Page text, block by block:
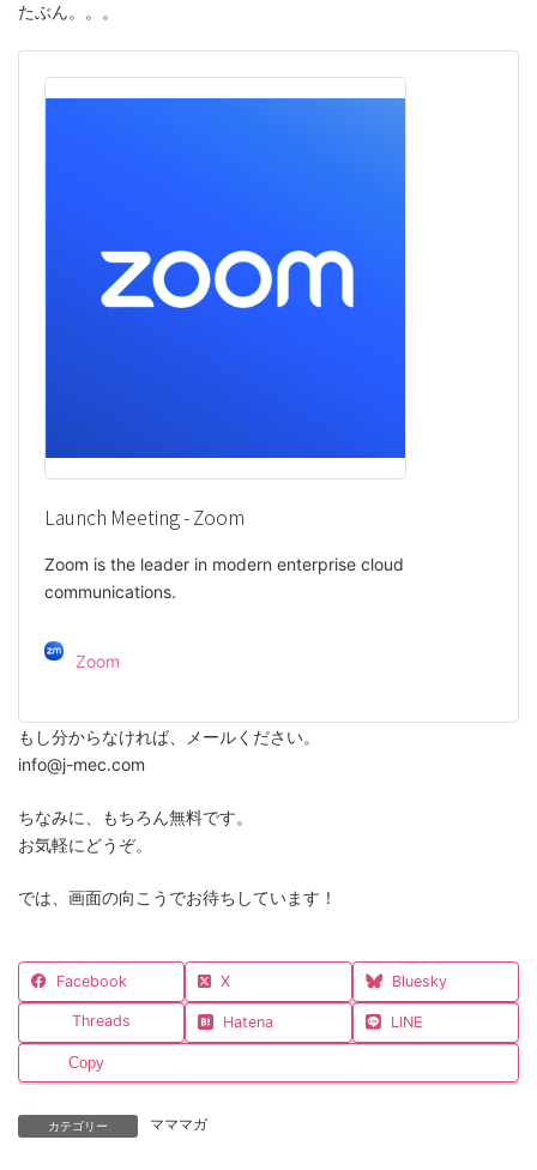
たぶん。。。
Launch Meeting - Zoom
Zoom is the leader in modern enterprise cloud
communications.
Zoom
もし分からなければ、メールください。
info@j-mec.com
ちなみに、もちろん無料です。
お気軽にどうぞ。
では、画面の向こうでお待ちしています！
Facebook X Bluesky
Threads Hatena LINE
Copy
カテゴリー マママガ